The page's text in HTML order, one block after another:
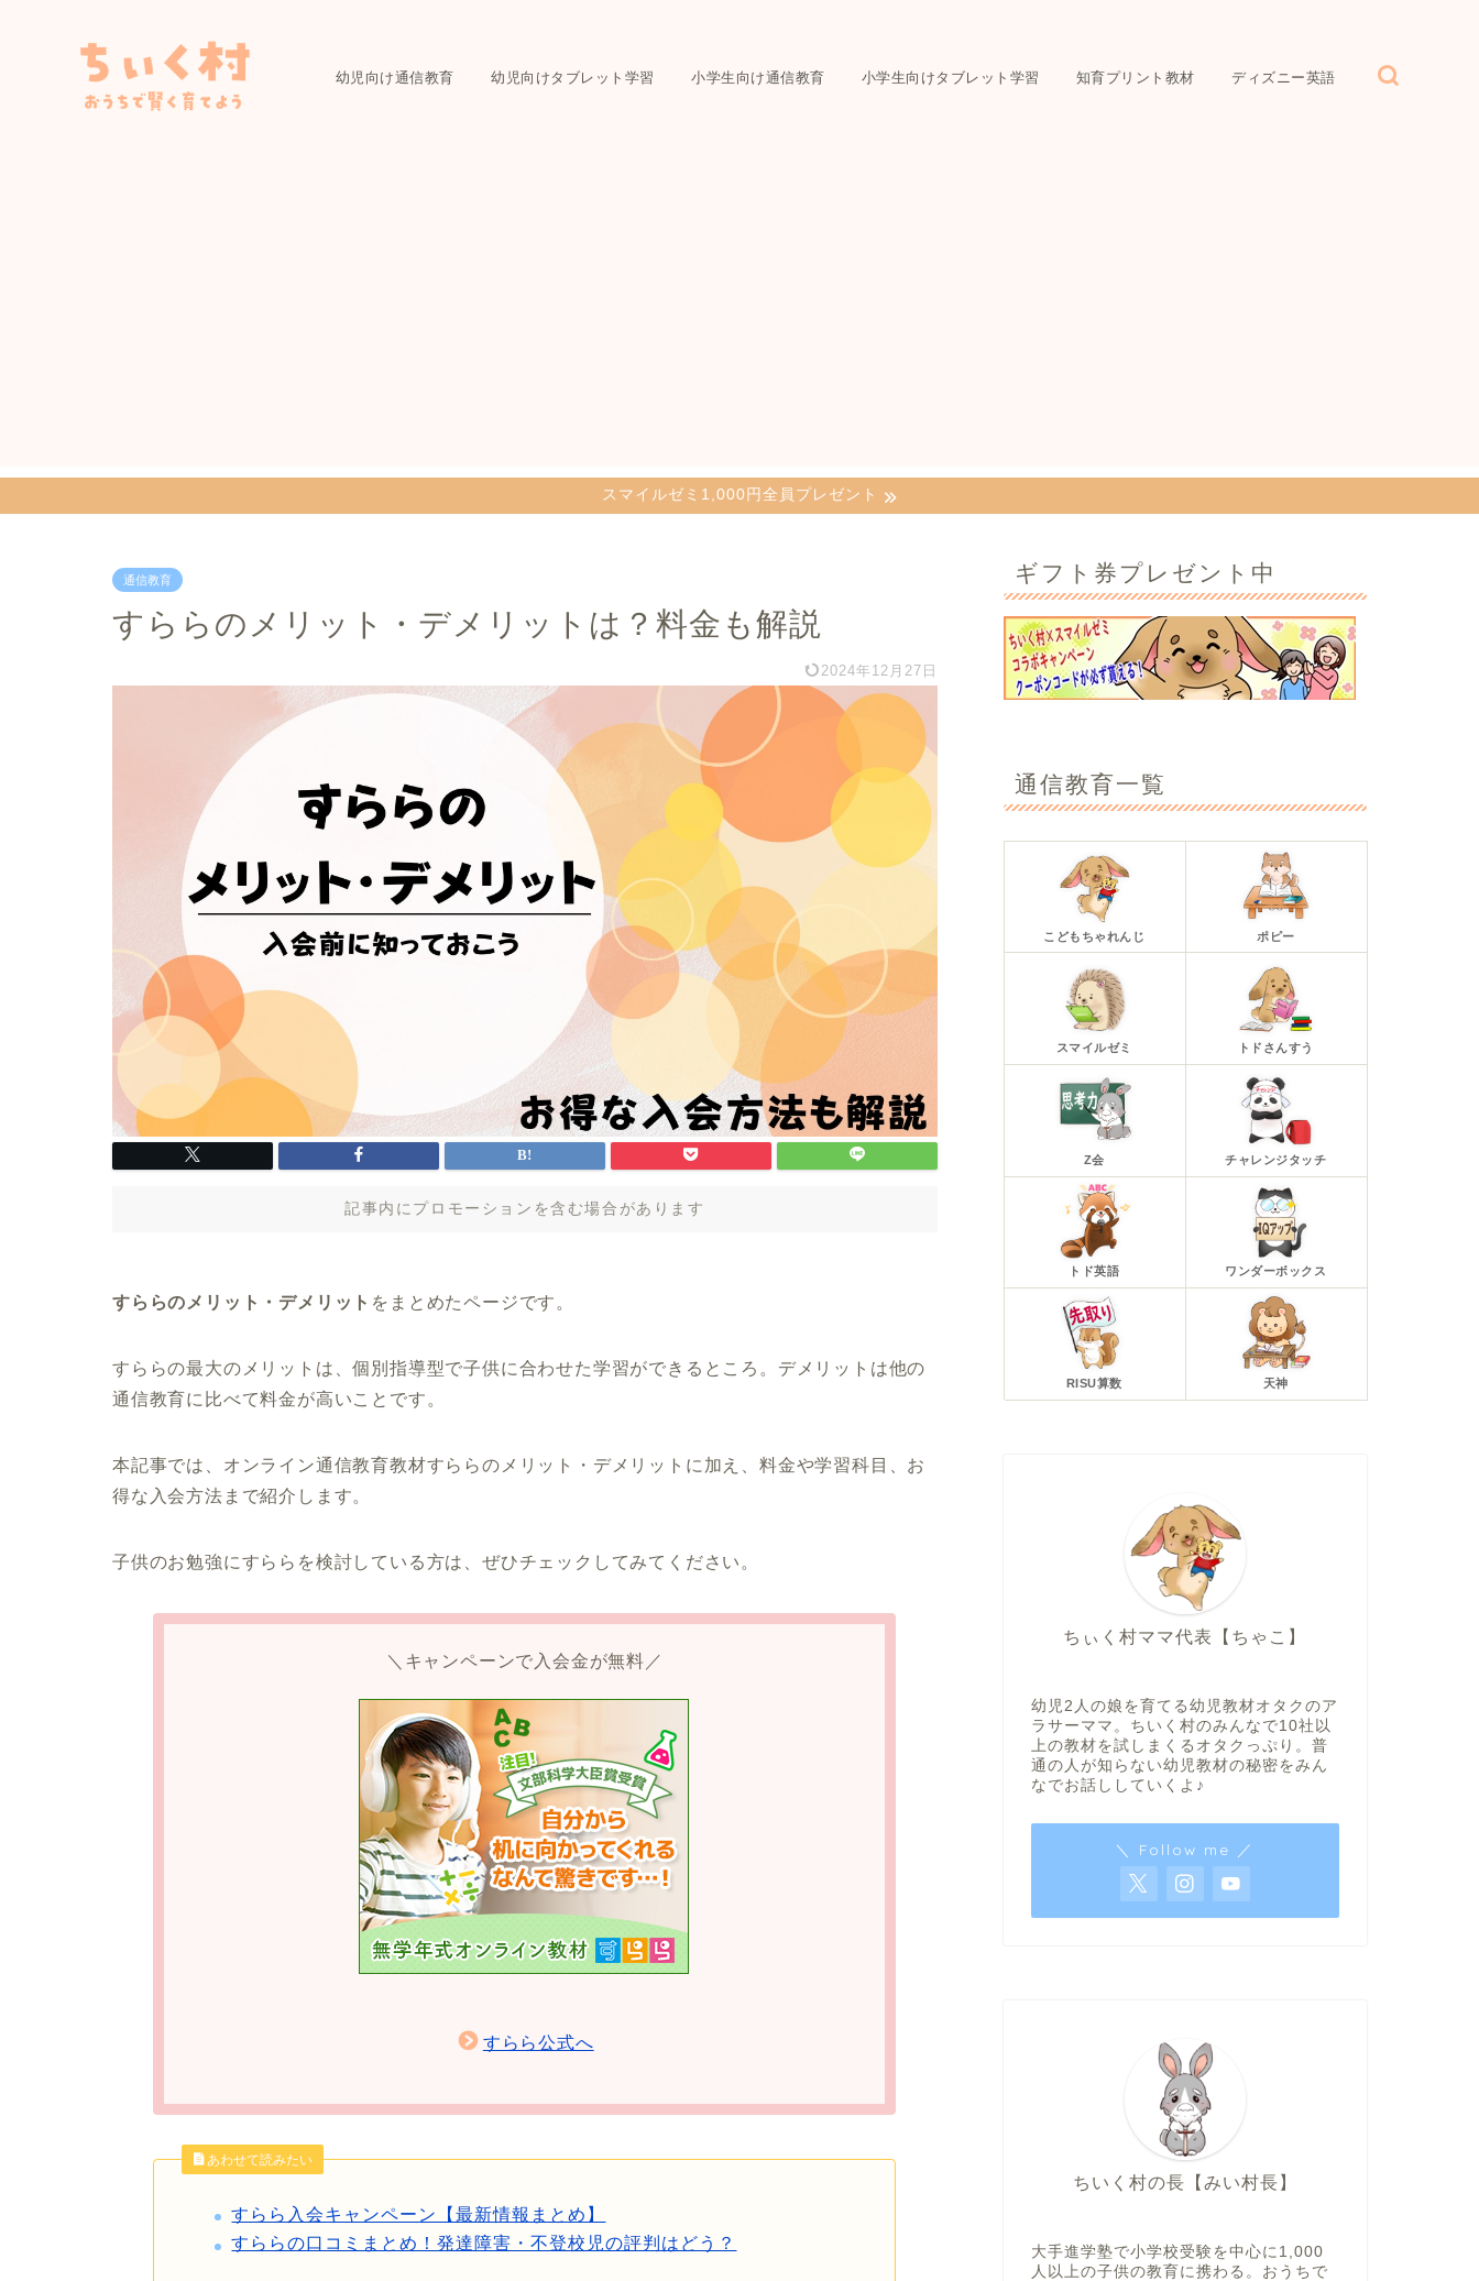
幼児向け通信教育 幼児向けタブレット学習 小学生向け通信教育 小学生向けタブレット学習 知育プリント教材 ディズニー英語
スマイルゼミ1,000円全員プレゼント
通信教育
すららのメリット・デメリットは？料金も解説
2024年12月27日
記事内にプロモーションを含む場合があります
すららのメリット・デメリット をまとめたページです。
すららの最大のメリットは、個別指導型で子供に合わせた学習ができるところ。デメリットは他の
通信教育に比べて料金が高いことです。
本記事では、オンライン通信教育教材すららのメリット・デメリットに加え、料金や学習科目、お
得な入会方法まで紹介します。
子供のお勉強にすららを検討している方は、ぜひチェックしてみてください。
＼キャンペーンで入会金が無料／
すらら公式へ
あわせて読みたい
すらら入会キャンペーン【最新情報まとめ】
すららの口コミまとめ！発達障害・不登校児の評判はどう？
ギフト券プレゼント中
通信教育一覧
こどもちゃれんじ ポピー
スマイルゼミ トドさんすう
Z会 チャレンジタッチ
トド英語 ワンダーボックス
RISU算数 天神
ちぃく村ママ代表【ちゃこ】
幼児2人の娘を育てる幼児教材オタクのア
ラサーママ。ちいく村のみんなで10社以
上の教材を試しまくるオタクっぷり。普
通の人が知らない幼児教材の秘密をみん
なでお話ししていくよ♪
＼ Follow me ／
ちいく村の長【みい村長】
大手進学塾で小学校受験を中心に1,000
人以上の子供の教育に携わる。おうちで